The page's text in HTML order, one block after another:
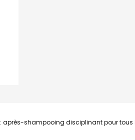
: après-shampooing disciplinant pour tous